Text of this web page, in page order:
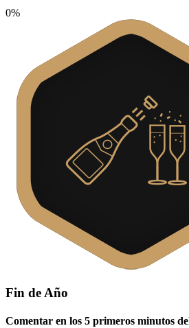
0%
Fin de Año
Comentar en los 5 primeros minutos